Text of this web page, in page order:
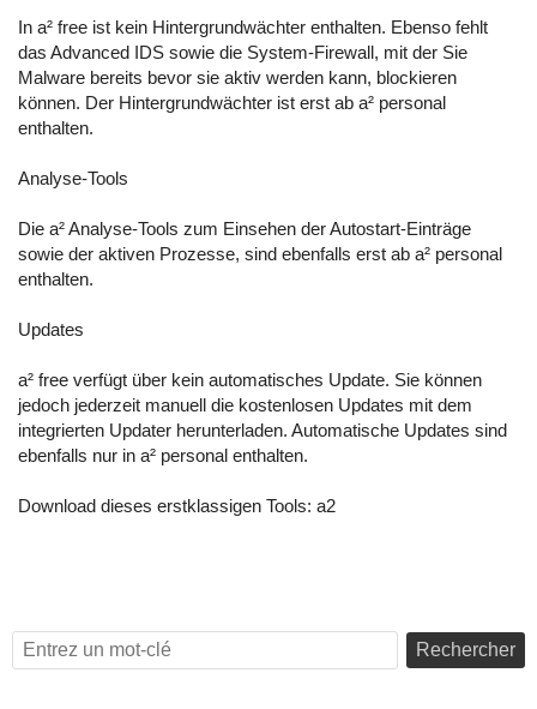
In a² free ist kein Hintergrundwächter enthalten. Ebenso fehlt
das Advanced IDS sowie die System-Firewall, mit der Sie
Malware bereits bevor sie aktiv werden kann, blockieren
können. Der Hintergrundwächter ist erst ab a² personal
enthalten.
Analyse-Tools
Die a² Analyse-Tools zum Einsehen der Autostart-Einträge
sowie der aktiven Prozesse, sind ebenfalls erst ab a² personal
enthalten.
Updates
a² free verfügt über kein automatisches Update. Sie können
jedoch jederzeit manuell die kostenlosen Updates mit dem
integrierten Updater herunterladen. Automatische Updates sind
ebenfalls nur in a² personal enthalten.
Download dieses erstklassigen Tools: a2
Rechercher